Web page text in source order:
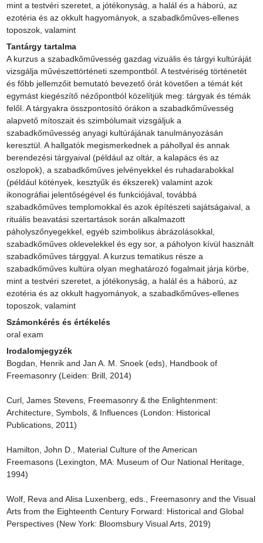
mint a testvéri szeretet, a jótékonyság, a halál és a háború, az
ezotéria és az okkult hagyományok, a szabadkőműves-ellenes
toposzok, valamint
Tantárgy tartalma
A kurzus a szabadkőművesség gazdag vizuális és tárgyi kultúráját
vizsgálja művészettörténeti szempontból. A testvériség történetét
és főbb jellemzőit bemutató bevezető órát követően a témát két
egymást kiegészítő nézőpontból közelítjük meg: tárgyak és témák
felől. A tárgyakra összpontosító órákon a szabadkőművesség
alapvető mítoszait és szimbólumait vizsgáljuk a
szabadkőművesség anyagi kultúrájának tanulmányozásán
keresztül. A hallgatók megismerkednek a páhollyal és annak
berendezési tárgyaival (például az oltár, a kalapács és az
oszlopok), a szabadkőműves jelvényekkel és ruhadarabokkal
(például kötények, kesztyűk és ékszerek) valamint azok
ikonográfiai jelentőségével és funkciójával, továbbá
szabadkőműves templomokkal és azok építészeti sajátságaival, a
rituális beavatási szertartások során alkalmazott
páholyszőnyegekkel, egyéb szimbolikus ábrázolásokkal,
szabadkőműves oklevelekkel és egy sor, a páholyon kívül használt
szabadkőműves tárggyal. A kurzus tematikus része a
szabadkőműves kultúra olyan meghatározó fogalmait járja körbe,
mint a testvéri szeretet, a jótékonyság, a halál és a háború, az
ezotéria és az okkult hagyományok, a szabadkőműves-ellenes
toposzok, valamint
Számonkérés és értékelés
oral exam
Irodalomjegyzék
Bogdan, Henrik and Jan A. M. Snoek (eds), Handbook of
Freemasonry (Leiden: Brill, 2014)
Curl, James Stevens, Freemasonry & the Enlightenment:
Architecture, Symbols, & Influences (London: Historical
Publications, 2011)
Hamilton, John D., Material Culture of the American
Freemasons (Lexington, MA: Museum of Our National Heritage,
1994)
Wolf, Reva and Alisa Luxenberg, eds., Freemasonry and the Visual
Arts from the Eighteenth Century Forward: Historical and Global
Perspectives (New York: Bloomsbury Visual Arts, 2019)